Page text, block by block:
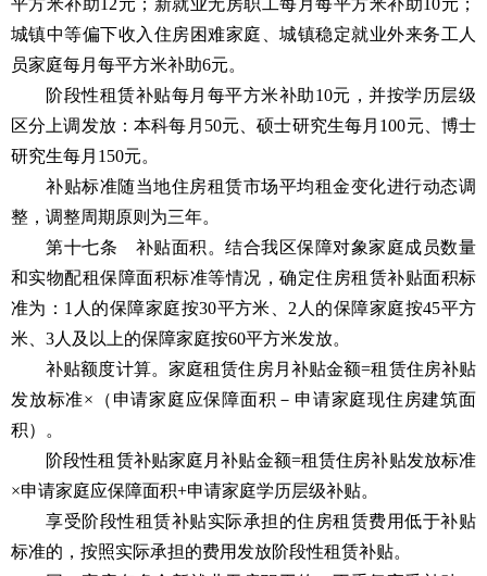
平方米补助12元；新就业无房职工每月每平方米补助10元；
城镇中等偏下收入住房困难家庭、城镇稳定就业外来务工人
员家庭每月每平方米补助6元。
阶段性租赁补贴每月每平方米补助10元，并按学历层级
区分上调发放：本科每月50元、硕士研究生每月100元、博士
研究生每月150元。
补贴标准随当地住房租赁市场平均租金变化进行动态调
整，调整周期原则为三年。
第十七条 补贴面积。结合我区保障对象家庭成员数量
和实物配租保障面积标准等情况，确定住房租赁补贴面积标
准为：1人的保障家庭按30平方米、2人的保障家庭按45平方
米、3人及以上的保障家庭按60平方米发放。
补贴额度计算。家庭租赁住房月补贴金额=租赁住房补贴
发放标准×（申请家庭应保障面积－申请家庭现住房建筑面
积）。
阶段性租赁补贴家庭月补贴金额=租赁住房补贴发放标准
×申请家庭应保障面积+申请家庭学历层级补贴。
享受阶段性租赁补贴实际承担的住房租赁费用低于补贴
标准的，按照实际承担的费用发放阶段性租赁补贴。